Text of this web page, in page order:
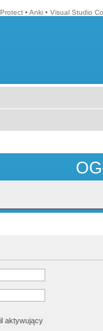
• Anki • Visual Studio
aktywujący